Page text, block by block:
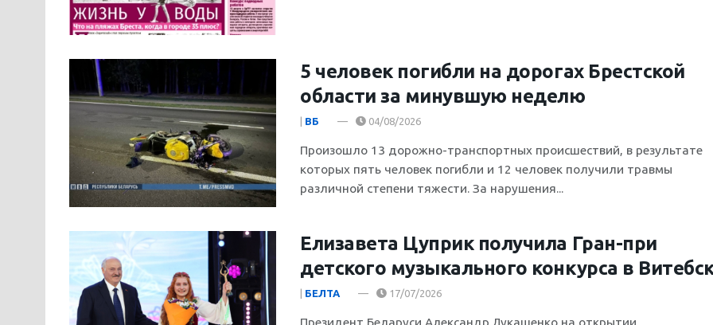
5 человек погибли на дорогах Брестской
области за минувшую неделю
ВБ 04/08/2026
Произошло 13 дорожно-транспортных происшествий, в результате
которых пять человек погибли и 12 человек получили травмы
различной степени тяжести. За нарушения...
Елизавета Цуприк получила Гран-при
детского музыкального конкурса в
| БЕЛТА 17/07/2026
Президент Беларуси Александр Лукашенко на открытии